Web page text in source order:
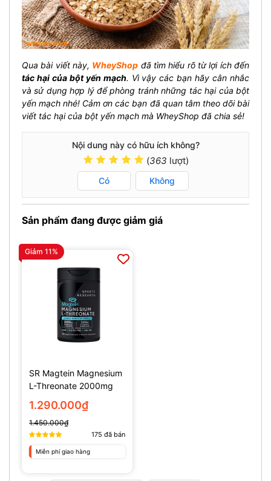
Qua bài viết này, WheyShop đã tìm hiểu rõ từ lợi ích đến
tác hại của bột yến mạch. Vì vậy các bạn hãy cân nhắc
và sử dụng hợp lý để phòng tránh những tác hại của bột
yến mạch nhé! Cảm ơn các bạn đã quan tâm theo dõi bài
viết tác hại của bột yến mạch mà WheyShop đã chia sẻ!
Nội dung này có hữu ích không?
(363 lượt)
Có Không
Sản phẩm đang được giảm giá
Giảm 11%
SR Magtein Magnesium
L-Threonate 2000mg
(135 Viên)
1.290.000₫
1.450.000₫
175 đã bán
Miễn phí giao hàng